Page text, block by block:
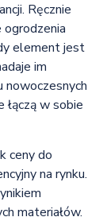
Ręcznie
ogrodzenia
element jest
im
łączą w sobie
ceny do
na rynku.
materiałów.